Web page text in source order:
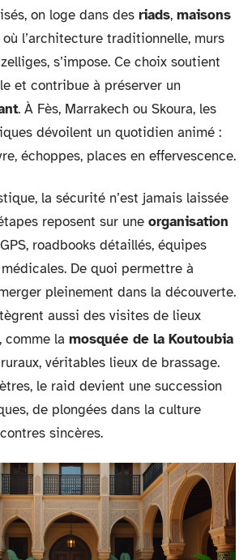
on loge dans des riads, maisons
où l’architecture traditionnelle, murs
s’impose. Ce choix soutient
et contribue à préserver un
. À Fès, Marrakech ou Skoura, les
dévoilent un quotidien animé :
échoppes, places en effervescence.
la sécurité n’est jamais laissée
reposent sur une organisation
roadbooks détaillés, équipes
De quoi permettre à
pleinement dans la découverte.
aussi des visites de lieux
comme la mosquée de la Koutoubia
véritables lieux de brassage.
le raid devient une succession
de plongées dans la culture
sincères.